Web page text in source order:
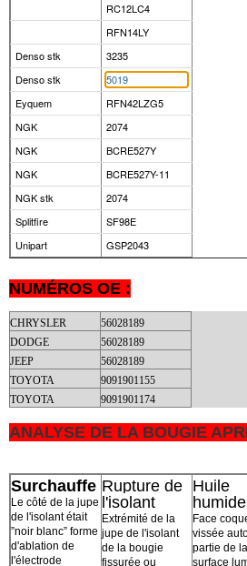
RC12LC4
RFN14LY
Denso stk
3235
Denso stk
5019
Eyquem
RFN42LZG5
NGK
2074
NGK
BCRE527Y
NGK
BCRE527Y-11
NGK stk
2074
Splitfire
SF98E
Unipart
GSP2043
NUMÉROS OE :
CHRYSLER
56028189
DODGE
56028189
JEEP
56028189
TOYOTA
9091901155
TOYOTA
9091901174
ANALYSE DE LA BOUGIE
Surchauffe
Le côté de la jupe
de l'isolant était
”noir blanc” forme
d'ablation de
l'électrode
Rupture de
l'isolant
Extrémité de la
jupe de l'isolant
de la bougie
fissurée ou
Huile
humide
Face
vissée
partie de la
surface